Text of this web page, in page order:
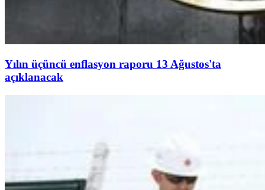
Yılın üçüncü enflasyon raporu 13 Ağustos'ta
açıklanacak